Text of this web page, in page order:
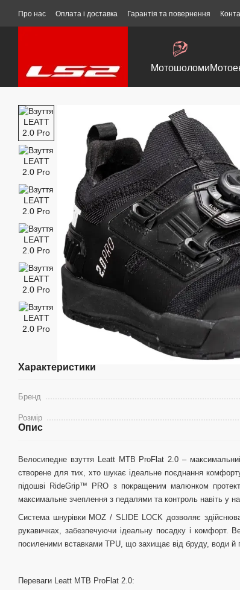
Перейти до основного контенту
Про нас Оплата і доставка Гарантія та повернення
Мотошоломи
Характеристики
Бренд
Розмір
Опис
Велосипедне взуття Leatt MTB ProFlat 2.0 –
створене для тих, хто шукає ідеальне поєднання
підошві RideGrip™ PRO з покращеним малюнком
максимальне зчеплення з педалями та контроль навіть у
Система шнурівки MOZ / SLIDE LOCK дозволяє
рукавичках, забезпечуючи ідеальну посадку і комфорт.
посиленими вставками TPU, що захищає від бруду, води й
Переваги Leatt MTB ProFlat 2.0: